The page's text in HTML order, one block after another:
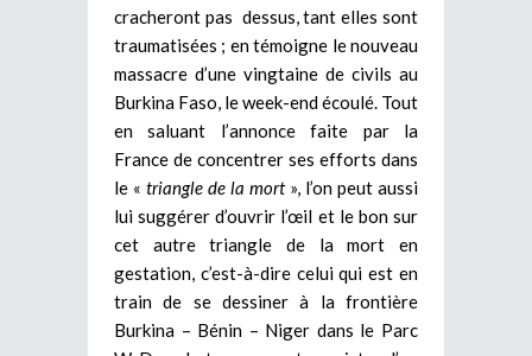
cracheront pas dessus, tant elles sont
traumatisées ; en témoigne le nouveau
massacre d’une vingtaine de civils au
Burkina Faso, le week-end écoulé. Tout
en saluant l’annonce faite par la
France de concentrer ses efforts dans
le « triangle de la mort », l’on peut aussi
lui suggérer d’ouvrir l’œil et le bon sur
cet autre triangle de la mort en
gestation, c’est-à-dire celui qui est en
train de se dessiner à la frontière
Burkina – Bénin – Niger dans le Parc